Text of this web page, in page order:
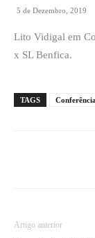
5 de Dezembro, 2019
Lito Vidigal em
x SL Benfica.
TAGS Conferência
Artigo anterior